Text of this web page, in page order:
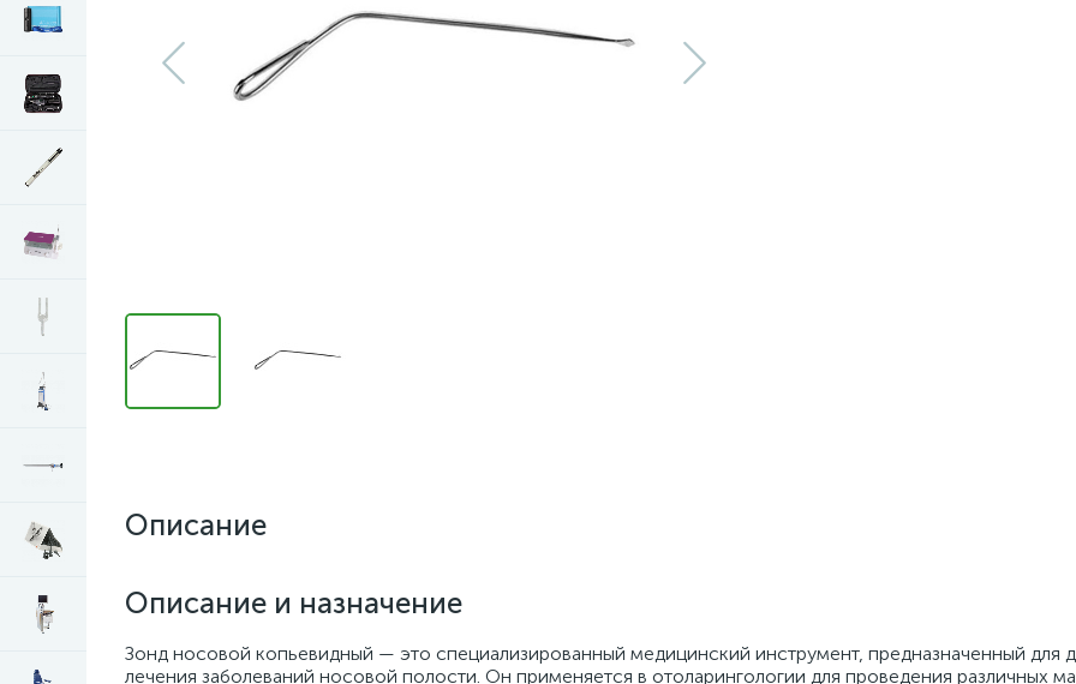
Описание
Описание и назначение
Зонд носовой копьевидный — это специализированный медицинский инструмент, предназначенный для
лечения заболеваний носовой полости. Он применяется в отоларингологии для проведения различных